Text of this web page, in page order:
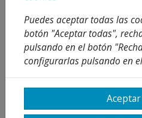
Soporte de la bomba
Eje
Conector de llenado
Cierra mecánico
Juntas tóricas
Entrada y sálida
Puedes aceptar todas las
botón "Aceptar todas",
pulsando en el botón
configurarlas pulsando en